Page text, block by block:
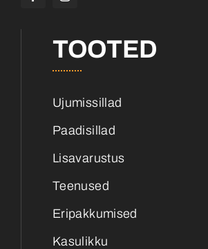
TOOTED
Ujumissillad
Paadisillad
Lisavarustus
Teenused
Eripakkumised
Kasulikku